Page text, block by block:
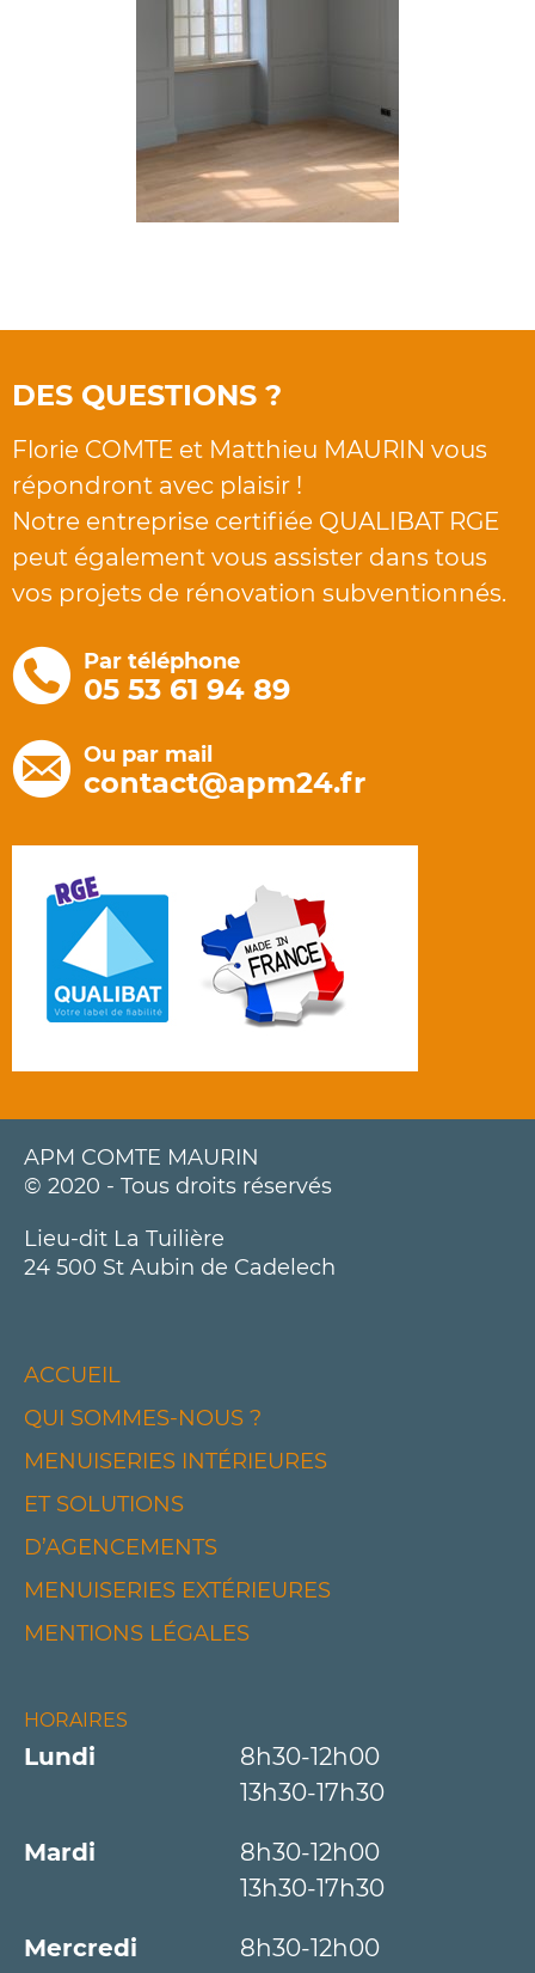
DES QUESTIONS ?
Florie COMTE et Matthieu MAURIN vous
répondront avec plaisir !
Notre entreprise certifiée QUALIBAT RGE
peut également vous assister dans tous
vos projets de rénovation subventionnés.
Par téléphone
05 53 61 94 89
Ou par mail
contact@apm24.fr
APM COMTE MAURIN
© 2020 - Tous droits réservés
Lieu-dit La Tuilière
24 500 St Aubin de Cadelech
ACCUEIL
QUI SOMMES-NOUS ?
MENUISERIES INTÉRIEURES
ET SOLUTIONS
D’AGENCEMENTS
MENUISERIES EXTÉRIEURES
MENTIONS LÉGALES
HORAIRES
Lundi
8h30-12h00
13h30-17h30
Mardi
8h30-12h00
13h30-17h30
Mercredi
8h30-12h00